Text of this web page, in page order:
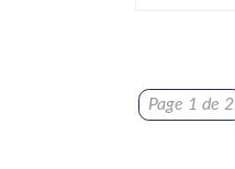
Page 1 de 2